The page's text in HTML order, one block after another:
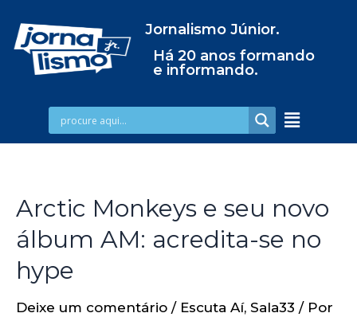
Jornalismo Júnior.
Há 20 anos formando
e informando.
Arctic Monkeys e seu novo
álbum AM: acredita-se no
hype
Deixe um comentário / Escuta Aí, Sala33 / Por